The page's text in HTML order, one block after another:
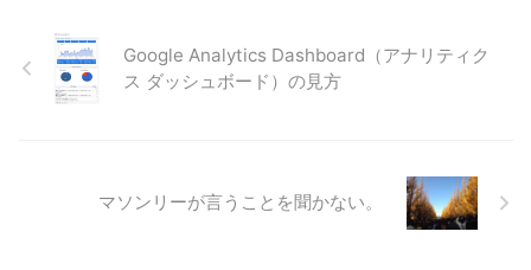
Google Analytics Dashboard（アナリティク
ス ダッシュボード）の見方
マソンリーが言うことを聞かない。